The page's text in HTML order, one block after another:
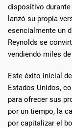
dispositivo durante
lanzó su propia
esencialmente un
Reynolds se
vendiendo miles
Este éxito inicial
Estados Unidos,
para ofrecer sus
por un tiempo, la
por capitalizar el